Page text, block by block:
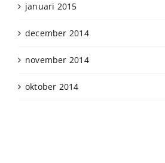
januari 2015
december 2014
november 2014
oktober 2014